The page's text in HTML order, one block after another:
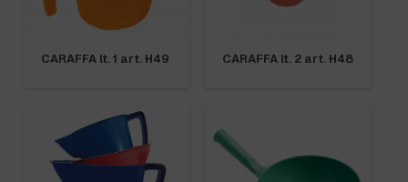
CARAFFA lt. 1 art. H49 CARAFFA lt. 2 art. H48